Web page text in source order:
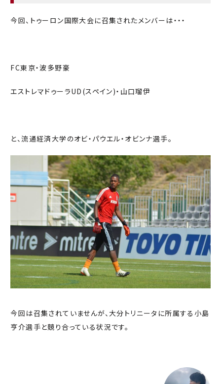
今回、トゥーロン国際大会に召集されたメンバーは・・・
FC東京・波多野豪
エストレマドゥーラUD(スペイン)・山口瑠伊
と、流通経済大学のオビ・パウエル・オビンナ選手。
今回は召集されていませんが、大分トリニータに所属する小島
亨介選手と競り合っている状況です。